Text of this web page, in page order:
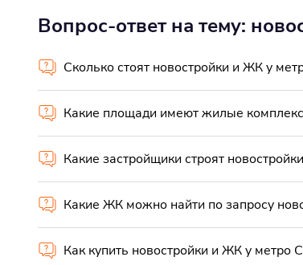
Вопрос-ответ на тему:
Сколько стоят новостройки и ЖК у
Какие площади имеют жилые
Какие застройщики строят
Какие ЖК можно найти по запросу
Как купить новостройки и ЖК у метро